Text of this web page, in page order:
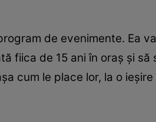
de evenimente. Ea
fiica de 15 ani în oraș și să
cum le place lor, la o ieșire